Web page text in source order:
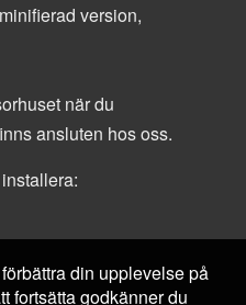
version,
när du
ansluten hos oss.
din upplevelse på
fortsätta godkänner du